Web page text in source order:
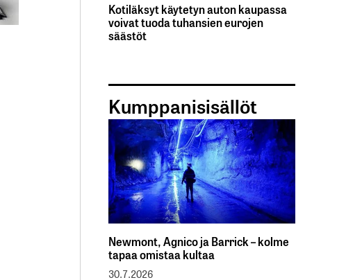
Kotiläksyt käytetyn auton kaupassa
voivat tuoda tuhansien eurojen
säästöt
Kumppanisisällöt
Newmont, Agnico ja Barrick – kolme
tapaa omistaa kultaa
30.7.2026